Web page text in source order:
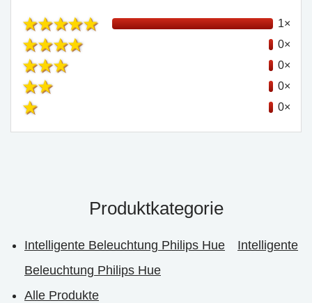
1×
0×
0×
0×
0×
Produktkategorie
Intelligente Beleuchtung Philips Hue
Intelligente
Beleuchtung Philips Hue
Alle Produkte